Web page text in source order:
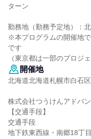
ターン
勤務地（勤務予定地）：
※本プログラムの開催地
です
（東京都は一部のプロジ
開催地
北海道北海道札幌市白石
株式会社つうけんアドバ
【交通手段】
交通手段
地下鉄東西線・南郷18丁